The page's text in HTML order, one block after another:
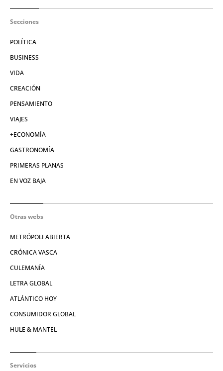
Secciones
POLÍTICA
BUSINESS
VIDA
CREACIÓN
PENSAMIENTO
VIAJES
+ECONOMÍA
GASTRONOMÍA
PRIMERAS PLANAS
EN VOZ BAJA
Otras webs
METRÓPOLI ABIERTA
CRÓNICA VASCA
CULEMANÍA
LETRA GLOBAL
ATLÁNTICO HOY
CONSUMIDOR GLOBAL
HULE & MANTEL
Servicios